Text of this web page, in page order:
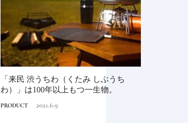
「来民 渋うちわ（くたみ しぶうち
わ）」は100年以上もつ一生物。
PRODUCT 2021.6.9
Discover Japan 2026年9月
号「木と生きる2026」
INFORMATION 2026.7.31
ここぞというときに訪れ
たい最強パワー神社5選
ド》
TRAVEL